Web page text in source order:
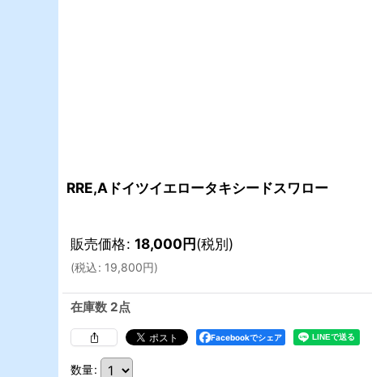
RRE,Aドイツイエロータキシードスワロー
販売価格: 18,000円(税別)
(税込: 19,800円)
在庫数 2点
Facebookでシェア
数量: